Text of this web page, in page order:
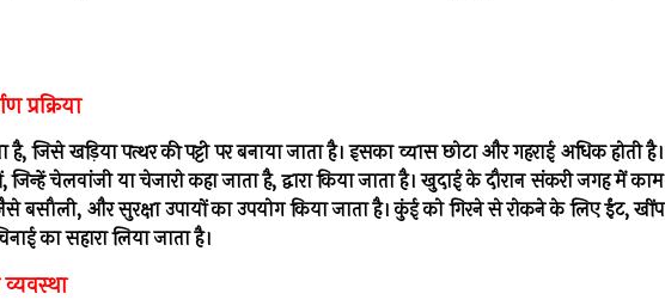
प्रक्रिया
जिसे खड़िया पत्थर की पट्टी पर बनाया जाता है। इसका व्यास छोटा और गहराई अधिक होती है।
चेलवांजी या चेजारो कहा जाता है, द्वारा किया जाता है। खुदाई के दौरान संकरी जगह में काम
और सुरक्षा उपायों का उपयोग किया जाता है। कुंई को गिरने से रोकने के लिए ईंट, खींप
का सहारा लिया जाता है।